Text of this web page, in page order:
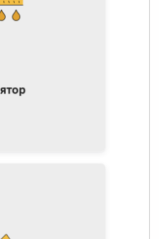
вміст смол.